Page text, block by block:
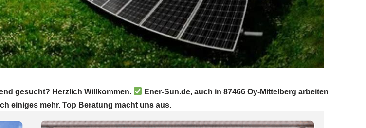
gesucht? Herzlich Willkommen.
Ener-Sun.de, auch in 87466 Oy-Mittelberg arbeiten
einiges mehr. Top Beratung macht uns aus.